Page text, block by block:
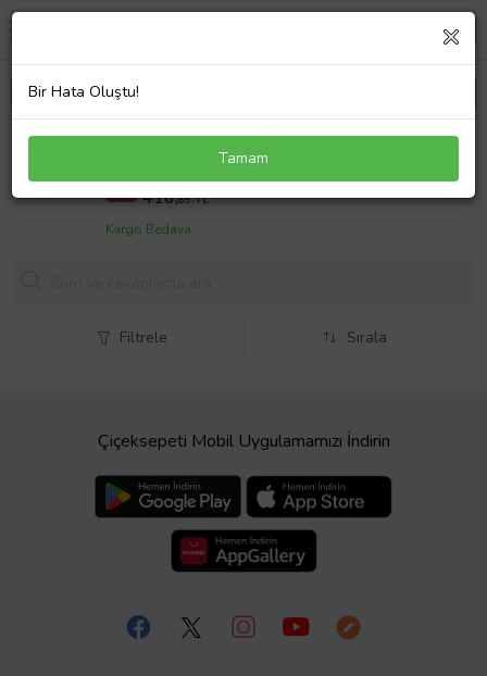
Siyah Yetişkin Yüzücü Gözlüğü Havuz Gözlüğü
%33 619,38 TL
416,89 TL
Kargo Bedava
Filtrele Sırala
Çiçeksepeti Mobil Uygulamamızı İndirin
Bir Hata Oluştu!
Tamam